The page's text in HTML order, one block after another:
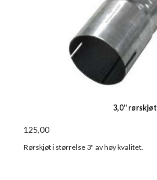
3,0'' rørskjøt
125,00
Rørskjøt i størrelse 3" av høy kvalitet.